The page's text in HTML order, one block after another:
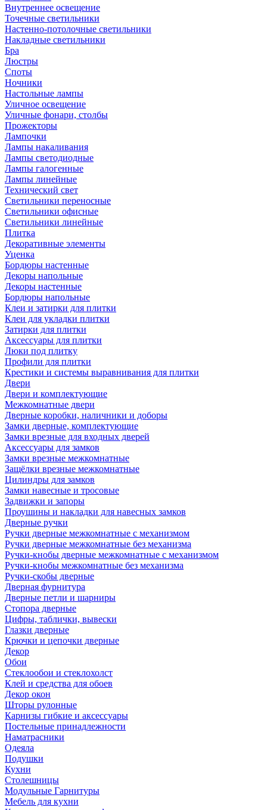
Внутреннее освещение
Точечные светильники
Настенно-потолочные светильники
Накладные светильники
Бра
Люстры
Споты
Ночники
Настольные лампы
Уличное освещение
Уличные фонари, столбы
Прожекторы
Лампочки
Лампы накаливания
Лампы светодиодные
Лампы галогенные
Лампы линейные
Технический свет
Светильники переносные
Светильники офисные
Светильники линейные
Плитка
Декоративные элементы
Уценка
Бордюры настенные
Декоры напольные
Декоры настенные
Бордюры напольные
Клеи и затирки для плитки
Клеи для укладки плитки
Затирки для плитки
Аксессуары для плитки
Люки под плитку
Профили для плитки
Крестики и системы выравнивания для плитки
Двери
Двери и комплектующие
Межкомнатные двери
Дверные коробки, наличники и доборы
Замки дверные, комплектующие
Замки врезные для входных дверей
Аксессуары для замков
Замки врезные межкомнатные
Защёлки врезные межкомнатные
Цилиндры для замков
Замки навесные и тросовые
Задвижки и запоры
Проушины и накладки для навесных замков
Дверные ручки
Ручки дверные межкомнатные с механизмом
Ручки дверные межкомнатные без механизма
Ручки-кнобы дверные межкомнатные с механизмом
Ручки-кнобы межкомнатные без механизма
Ручки-скобы дверные
Дверная фурнитура
Дверные петли и шарниры
Стопора дверные
Цифры, таблички, вывески
Глазки дверные
Крючки и цепочки дверные
Декор
Обои
Стеклообои и стеклохолст
Клей и средства для обоев
Декор окон
Шторы рулонные
Карнизы гибкие и аксессуары
Постельные принадлежности
Наматрасники
Одеяла
Подушки
Кухни
Столешницы
Модульные Гарнитуры
Мебель для кухни